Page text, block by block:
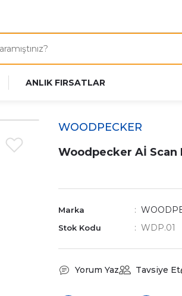
ANLIK FIRSATLAR
WOODPECKER
Woodpecker Aİ Scan
Marka
Stok Kodu WDP.01
Yorum Yaz Tavsiye Et